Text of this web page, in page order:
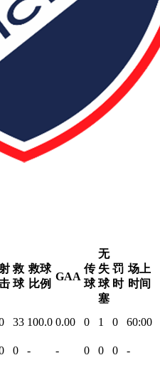
救
球
救球
比例
GAA
传
球
无
失
球
塞
罚
时
场上
时间
33 100.0 0.00 0 1 0 60:00
0 - - 0 0 0
-